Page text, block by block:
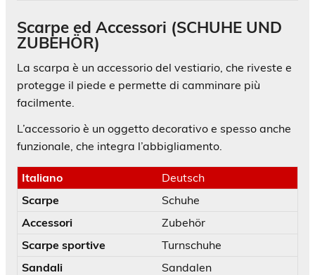
Scarpe ed Accessori (SCHUHE UND
ZUBEHÖR)
La scarpa è un accessorio del vestiario, che riveste e
protegge il piede e permette di camminare più
facilmente.
L’accessorio è un oggetto decorativo e spesso anche
funzionale, che integra l’abbigliamento.
Italiano
Deutsch
Scarpe
Schuhe
Accessori
Zubehör
Scarpe sportive
Turnschuhe
Sandali
Sandalen